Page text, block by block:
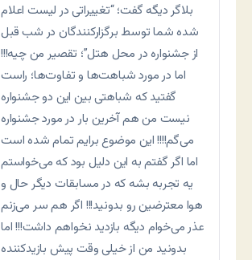
بلاگر دیگه گفت؛ “تغییراتی در لیست اعلام
شده شما توسط برگزارکنندگان در شب قبل
از جشنواره در محل هتل”؛ تقصیر من چیه!!!
اما در مورد شباهت‌ها و تفاوت‌ها؛ راست
گفتید که شباهتی بین این دو جشنواره
نیست من هم آخرین بار در مورد جشنواره
می‌گم!!!! این موضوع برایم تمام شده است
اما اگر گفتم به این دلیل بود که می‌خواستم
یه تجربه بشه که در مسابقات دیگر حال و
هوا معترضین رو بدونید!!! اگر هم سر می‌زنم
عذر می‌خوام دیگه بازدید نخواهم داشت!!! اما
بدونید من از خیلی وقت پیش بازیدکننده